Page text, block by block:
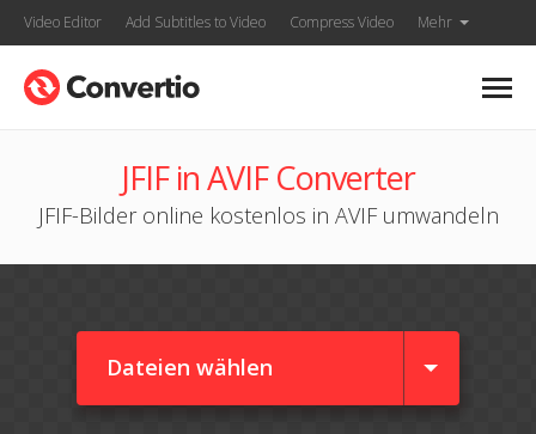
Video Editor Add Subtitles to Video Compress Video Mehr
JFIF in AVIF Converter
JFIF-Bilder online kostenlos in AVIF umwandeln
Dateien wählen